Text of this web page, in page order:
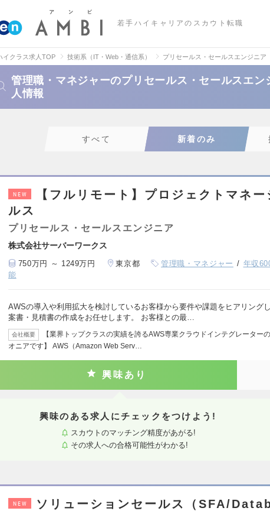
若手ハイキャリアのスカウト転職
イクラス求人TOP 技術系（IT・Web・通信系） プリセールス・セールスエンジニア
管理職・マネジャーのプリセールス・セールスエン
人情報
すべて 新着のみ
NEW
【フルリモート】プロジェクトマネ
ルス
プリセールス・セールスエンジニア
株式会社サーバーワークス
750万円 ～ 1249万円 東京都 管理職・マネジャー 年収
能
AWSの導入や利用拡大を検討しているお客様から要件や課題をヒアリング
案書・見積書の作成をお任せします。 お客様との最…
会社概要
【業界トップクラスの実績を誇るAWS専業クラウドインテグレーター
オニアです】 AWS（Amazon Web Serv…
興味あり
興味のある求人にチェックをつけよう!
スカウトのマッチング精度があがる!
その求人への合格可能性がわかる!
NEW
ソリューションセールス（SFA/